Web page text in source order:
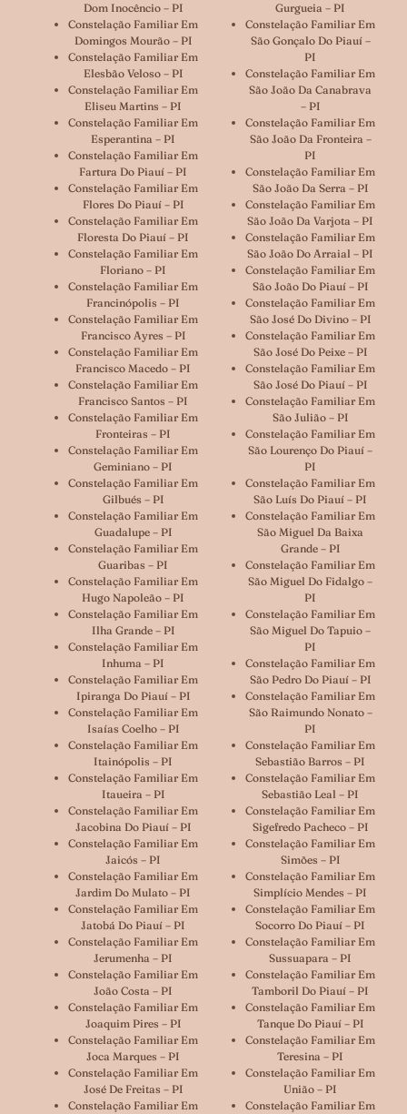
Dom Inocêncio – PI
Constelação Familiar Em
Domingos Mourão – PI
Constelação Familiar Em
Elesbão Veloso – PI
Constelação Familiar Em
Eliseu Martins – PI
Constelação Familiar Em
Esperantina – PI
Constelação Familiar Em
Fartura Do Piauí – PI
Constelação Familiar Em
Flores Do Piauí – PI
Constelação Familiar Em
Floresta Do Piauí – PI
Constelação Familiar Em
Floriano – PI
Constelação Familiar Em
Francinópolis – PI
Constelação Familiar Em
Francisco Ayres – PI
Constelação Familiar Em
Francisco Macedo – PI
Constelação Familiar Em
Francisco Santos – PI
Constelação Familiar Em
Fronteiras – PI
Constelação Familiar Em
Geminiano – PI
Constelação Familiar Em
Gilbués – PI
Constelação Familiar Em
Guadalupe – PI
Constelação Familiar Em
Guaribas – PI
Constelação Familiar Em
Hugo Napoleão – PI
Constelação Familiar Em
Ilha Grande – PI
Constelação Familiar Em
Inhuma – PI
Constelação Familiar Em
Ipiranga Do Piauí – PI
Constelação Familiar Em
Isaías Coelho – PI
Constelação Familiar Em
Itainópolis – PI
Constelação Familiar Em
Itaueira – PI
Constelação Familiar Em
Jacobina Do Piauí – PI
Constelação Familiar Em
Jaicós – PI
Constelação Familiar Em
Jardim Do Mulato – PI
Constelação Familiar Em
Jatobá Do Piauí – PI
Constelação Familiar Em
Jerumenha – PI
Constelação Familiar Em
João Costa – PI
Constelação Familiar Em
Joaquim Pires – PI
Constelação Familiar Em
Joca Marques – PI
Constelação Familiar Em
José De Freitas – PI
Constelação Familiar Em
Gurgueia – PI
Constelação Familiar Em
São Gonçalo Do Piauí –
PI
Constelação Familiar Em
São João Da Canabrava
– PI
Constelação Familiar Em
São João Da Fronteira –
PI
Constelação Familiar Em
São João Da Serra – PI
Constelação Familiar Em
São João Da Varjota – PI
Constelação Familiar Em
São João Do Arraial – PI
Constelação Familiar Em
São João Do Piauí – PI
Constelação Familiar Em
São José Do Divino – PI
Constelação Familiar Em
São José Do Peixe – PI
Constelação Familiar Em
São José Do Piauí – PI
Constelação Familiar Em
São Julião – PI
Constelação Familiar Em
São Lourenço Do Piauí –
PI
Constelação Familiar Em
São Luís Do Piauí – PI
Constelação Familiar Em
São Miguel Da Baixa
Grande – PI
Constelação Familiar Em
São Miguel Do Fidalgo –
PI
Constelação Familiar Em
São Miguel Do Tapuio –
PI
Constelação Familiar Em
São Pedro Do Piauí – PI
Constelação Familiar Em
São Raimundo Nonato –
PI
Constelação Familiar Em
Sebastião Barros – PI
Constelação Familiar Em
Sebastião Leal – PI
Constelação Familiar Em
Sigefredo Pacheco – PI
Constelação Familiar Em
Simões – PI
Constelação Familiar Em
Simplício Mendes – PI
Constelação Familiar Em
Socorro Do Piauí – PI
Constelação Familiar Em
Sussuapara – PI
Constelação Familiar Em
Tamboril Do Piauí – PI
Constelação Familiar Em
Tanque Do Piauí – PI
Constelação Familiar Em
Teresina – PI
Constelação Familiar Em
União – PI
Constelação Familiar Em